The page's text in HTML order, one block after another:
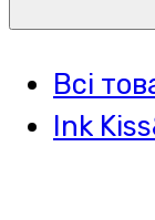
Всі
Ink